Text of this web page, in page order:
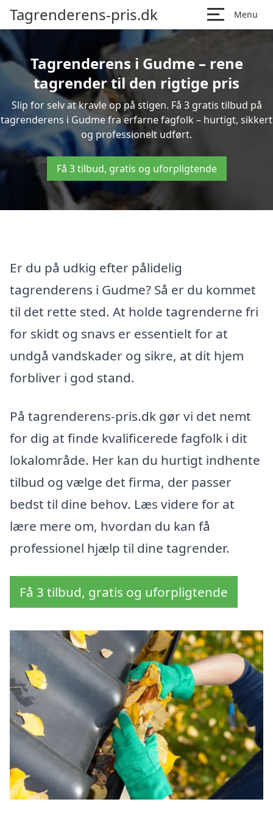
Tagrenderens-pris.dk Menu
Tagrenderens i Gudme – rene
tagrender til den rigtige pris
Slip for selv at kravle op på stigen. Få 3 gratis tilbud på
tagrenderens i Gudme fra erfarne fagfolk – hurtigt, sikkert
og professionelt udført.
Få 3 tilbud, gratis og uforpligtende
Er du på udkig efter pålidelig
tagrenderens i Gudme? Så er du kommet
til det rette sted. At holde tagrenderne fri
for skidt og snavs er essentielt for at
undgå vandskader og sikre, at dit hjem
forbliver i god stand.
På tagrenderens-pris.dk gør vi det nemt
for dig at finde kvalificerede fagfolk i dit
lokalområde. Her kan du hurtigt indhente
tilbud og vælge det firma, der passer
bedst til dine behov. Læs videre for at
lære mere om, hvordan du kan få
professionel hjælp til dine tagrender.
Få 3 tilbud, gratis og uforpligtende